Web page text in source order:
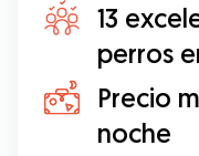
13
perros
Precio
noche